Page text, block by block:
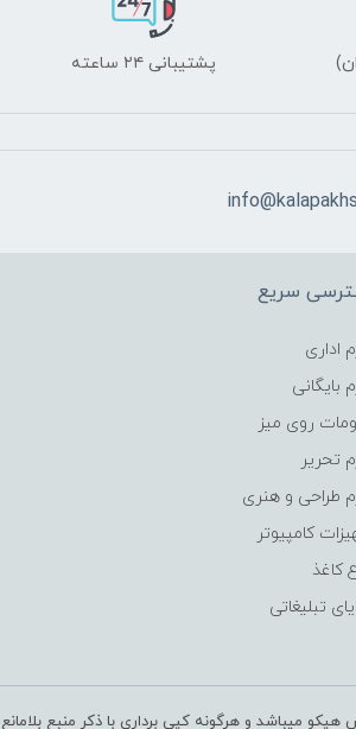
پشتیبانی ۲۴ ساعته
سریع
اداری
بایگانی
روی میز
تحریر
طراحی و هنری
کامپیوتر
کاغذ
تبلیغاتی
میباشد و هرگونه کپی برداری با ذکر منبع